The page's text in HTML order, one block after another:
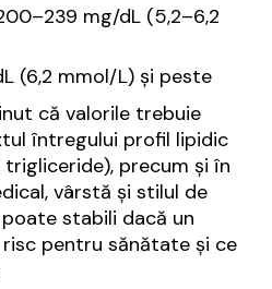
mg/dL (5,2–6,2
(6,2 mmol/L) și peste
că valorile trebuie
întregului profil lipidic
trigliceride), precum și în
vârstă și stilul de
stabili dacă un
pentru sănătate și ce